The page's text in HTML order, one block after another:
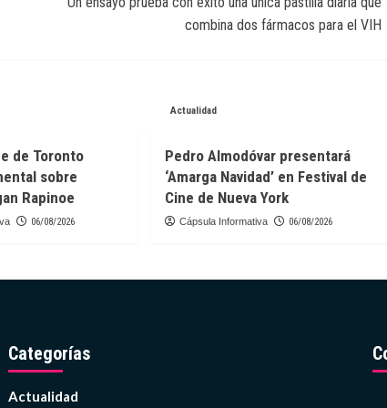
combina dos fármacos para el VIH
de Toronto
sobre
Rapinoe
06/08/2026
Actualidad
Pedro Almodóvar presentará
‘Amarga Navidad’ en Festival de
Cine de Nueva York
Cápsula Informativa 06/08/2026
Moda
Categorías
Actualidad